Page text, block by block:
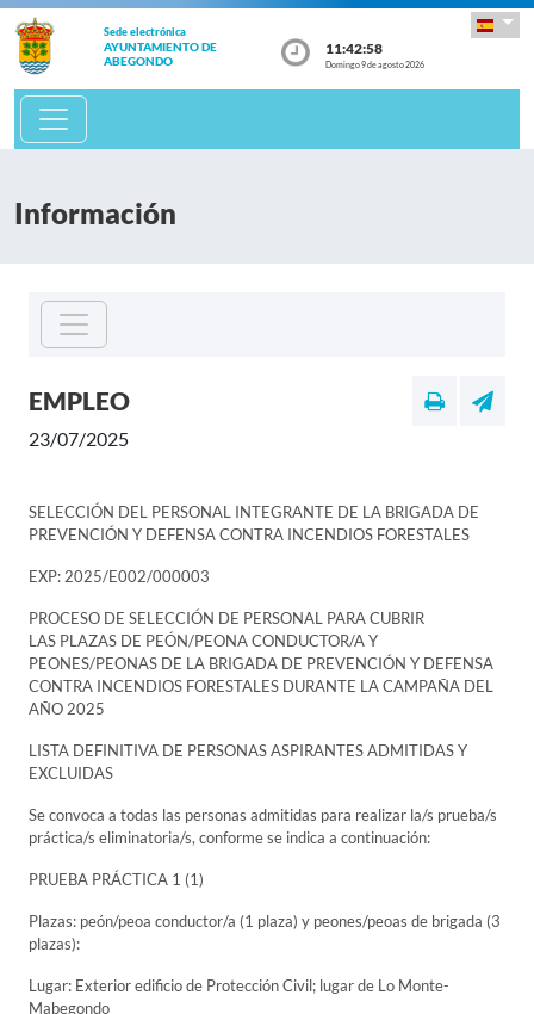
Sede electrónica
AYUNTAMIENTO DE
ABEGONDO
11:42:58
Domingo 9 de agosto 2026
Información
EMPLEO
23/07/2025
SELECCIÓN DEL PERSONAL INTEGRANTE DE LA BRIGADA DE
PREVENCIÓN Y DEFENSA CONTRA INCENDIOS FORESTALES
EXP: 2025/E002/000003
PROCESO DE SELECCIÓN DE PERSONAL PARA CUBRIR
LAS PLAZAS DE PEÓN/PEONA CONDUCTOR/A Y
PEONES/PEONAS DE LA BRIGADA DE PREVENCIÓN Y DEFENSA
CONTRA INCENDIOS FORESTALES DURANTE LA CAMPAÑA DEL
AÑO 2025
LISTA DEFINITIVA DE PERSONAS ASPIRANTES ADMITIDAS Y
EXCLUIDAS
Se convoca a todas las personas admitidas para realizar la/s prueba/s
práctica/s eliminatoria/s, conforme se indica a continuación:
PRUEBA PRÁCTICA 1 (1)
Plazas: peón/peoa conductor/a (1 plaza) y peones/peoas de brigada (3
plazas):
Lugar: Exterior edificio de Protección Civil; lugar de Lo Monte-
Mabegondo